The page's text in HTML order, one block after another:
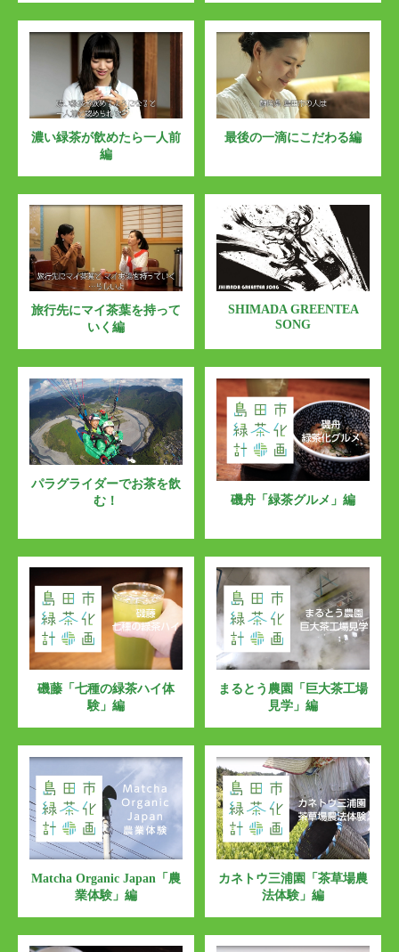
濃い緑茶が飲めたら一人前
編
最後の一滴にこだわる編
旅行先にマイ茶葉を持って
いく編
SHIMADA GREENTEA
SONG
パラグライダーでお茶を飲
む！
磯舟「緑茶グルメ」編
磯藤「七種の緑茶ハイ体
験」編
まるとう農園「巨大茶工場
見学」編
Matcha Organic Japan「農
業体験」編
カネトウ三浦園「茶草場農
法体験」編